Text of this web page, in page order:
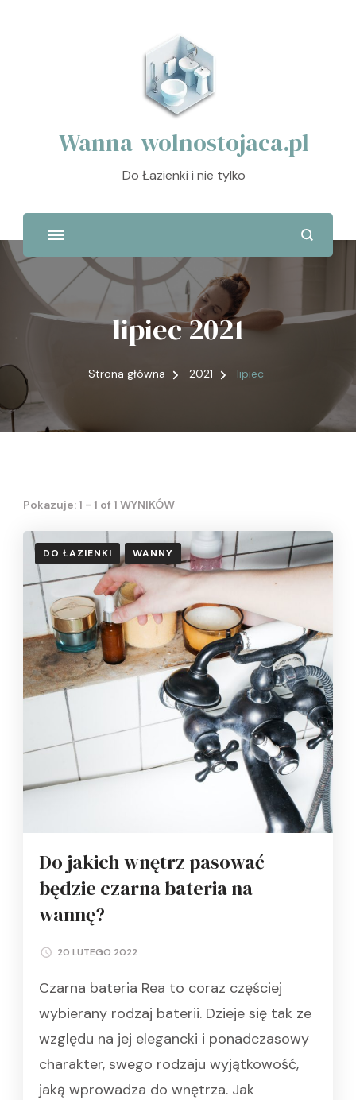
Wanna-wolnostojaca.pl
Do Łazienki i nie tylko
lipiec 2021
Strona główna 2021 lipiec
Pokazuje: 1 - 1 of 1 WYNIKÓW
DO ŁAZIENKI WANNY
Do jakich wnętrz pasować
będzie czarna bateria na
wannę?
20 LUTEGO 2022
Czarna bateria Rea to coraz częściej
wybierany rodzaj baterii. Dzieje się tak ze
względu na jej elegancki i ponadczasowy
charakter, swego rodzaju wyjątkowość,
jaką wprowadza do wnętrza. Jak